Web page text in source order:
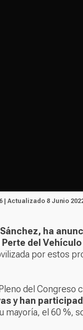
| Actualizado 8 Junio
Sánchez, ha
del
por estos
del
y han
mayoría, el 60 %,